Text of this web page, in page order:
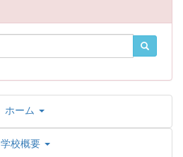
ホーム
学校概要